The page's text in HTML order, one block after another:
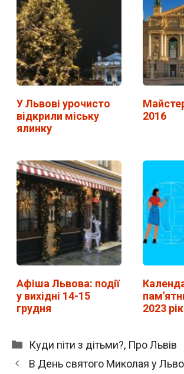
У Львові урочисто
відкрили міську
ялинку
2016
Афіша Львова: події
у вихідні 14-15
грудня
2023 рік
Категорії
Куди піти з дітьми?, Про Львів
В День святого Миколая у